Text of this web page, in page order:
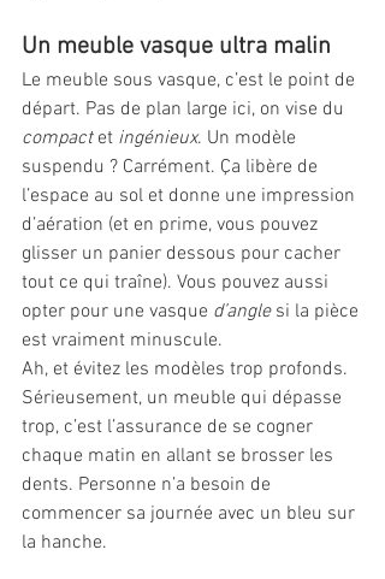
Un meuble vasque ultra malin
Le meuble sous vasque, c’est le point de
départ. Pas de plan large ici, on vise du
compact et ingénieux. Un modèle
suspendu ? Carrément. Ça libère de
l’espace au sol et donne une impression
d’aération (et en prime, vous pouvez
glisser un panier dessous pour cacher
tout ce qui traîne). Vous pouvez aussi
opter pour une vasque d’angle si la pièce
est vraiment minuscule.
Ah, et évitez les modèles trop profonds.
Sérieusement, un meuble qui dépasse
trop, c’est l’assurance de se cogner
chaque matin en allant se brosser les
dents. Personne n’a besoin de
commencer sa journée avec un bleu sur
la hanche.